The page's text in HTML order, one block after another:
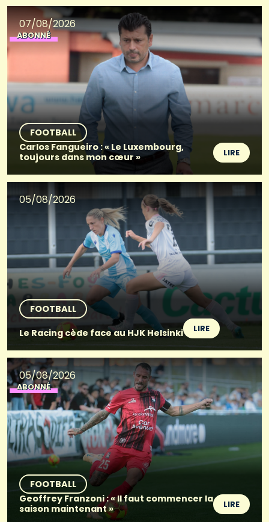
07/08/2026
ABONNÉ
FOOTBALL
Carlos Fangueiro : « Le Luxembourg,
toujours dans mon cœur »
LIRE
05/08/2026
FOOTBALL
Le Racing cède face au HJK Helsinki
LIRE
05/08/2026
ABONNÉ
FOOTBALL
Geoffrey Franzoni : « Il faut commencer la
saison maintenant »
LIRE